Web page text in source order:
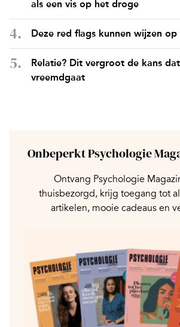
als een vis op het droge
Deze red flags kunnen wijzen
Relatie? Dit vergroot de kans
vreemdgaat
Onbeperkt Psychologie
Ontvang Psychologie
thuisbezorgd, krijg toegang tot
artikelen, mooie cadeaus en